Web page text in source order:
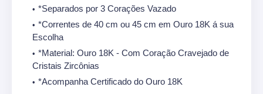
*Separados por 3 Corações Vazado
*Correntes de 40 cm ou 45 cm em Ouro 18K á sua
Escolha
*Material: Ouro 18K - Com Coração Cravejado de
Cristais Zircônias
*Acompanha Certificado do Ouro 18K